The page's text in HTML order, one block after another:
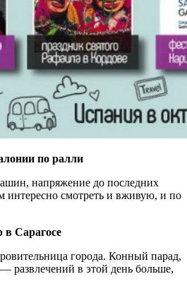
по ралли
напряжение до последних
смотреть и вживую, и по
в Сарагосе
города. Конный парад,
— развлечений в этой день больше,